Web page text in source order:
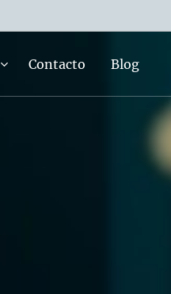
Contacto Blog